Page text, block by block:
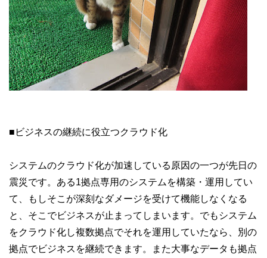
■ビジネスの継続に役立つクラウド化
システムのクラウド化が加速している原因の一つが先日の
震災です。ある1拠点専用のシステムを構築・運用してい
て、もしそこが深刻なダメージを受けて機能しなくなる
と、そこでビジネスが止まってしまいます。でもシステム
をクラウド化し複数拠点でそれを運用していたなら、別の
拠点でビジネスを継続できます。また大事なデータも拠点